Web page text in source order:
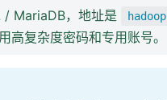
/ MariaDB，地址是
高复杂度密码和专用账号。